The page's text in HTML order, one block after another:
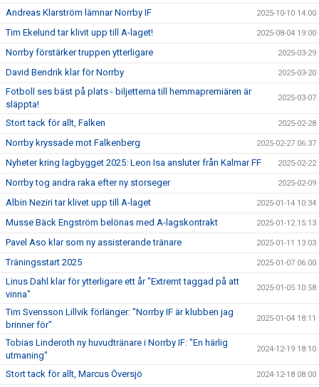
Andreas Klarström lämnar Norrby IF 2025-10-10 14:00
Tim Ekelund tar klivit upp till A-laget! 2025-08-04 19:00
Norrby förstärker truppen ytterligare 2025-03-29
David Bendrik klar för Norrby 2025-03-20
Fotboll ses bäst på plats - biljetterna till hemmapremiären är
släppta!
2025-03-07
Stort tack för allt, Falken 2025-02-28
Norrby kryssade mot Falkenberg 2025-02-27 06:37
Nyheter kring lagbygget 2025: Leon Isa ansluter från Kalmar FF 2025-02-22
Norrby tog andra raka efter ny storseger 2025-02-09
Albin Neziri tar klivet upp till A-laget 2025-01-14 10:34
Musse Bäck Engström belönas med A-lagskontrakt 2025-01-12 15:13
Pavel Aso klar som ny assisterande tränare 2025-01-11 13:03
Träningsstart 2025 2025-01-07 06:00
Linus Dahl klar för ytterligare ett år "Extremt taggad på att
vinna"
2025-01-05 10:58
Tim Svensson Lillvik förlänger: "Norrby IF är klubben jag
brinner för"
2025-01-04 18:11
Tobias Linderoth ny huvudtränare i Norrby IF: "En härlig
utmaning"
2024-12-19 18:10
Stort tack för allt, Marcus Översjö 2024-12-18 08:00